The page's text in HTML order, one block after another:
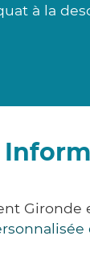
à la
Gironde